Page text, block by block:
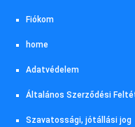
Fiókom
home
Adatvédelem
Általános Szerződési
Szavatossági, jótállási jog